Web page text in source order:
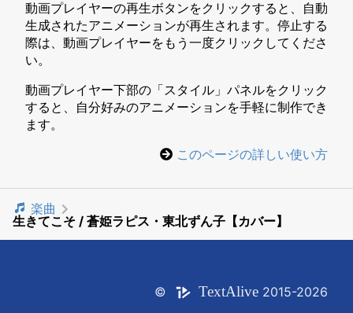
動画プレイヤーの再生ボタンをクリックすると、自動
生成されたアニメーションが再生されます。停止する
際は、動画プレイヤーをもう一度クリックしてくださ
い。
動画プレイヤー下部の「スタイル」パネルをクリック
すると、自分好みのアニメーションを手軽に制作でき
ます。
このページの詳しい使い方
楽曲
生きてこそ / 蒼姫ラピス・東北ずん子【カバー】
© TextAlive 2015-2026